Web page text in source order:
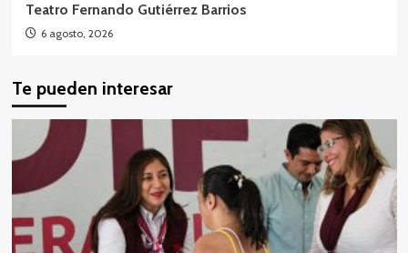
Teatro Fernando Gutiérrez Barrios
6 agosto, 2026
Te pueden interesar